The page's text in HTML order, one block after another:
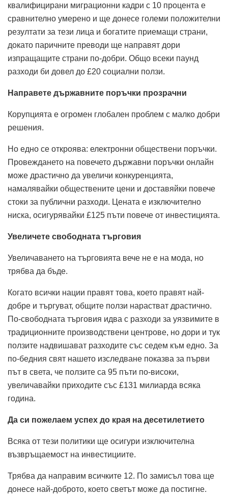
квалифицирани миграционни кадри с 10 процента е
сравнително умерено и ще донесе големи положителни
резултати за тези лица и богатите приемащи страни,
докато паричните преводи ще направят дори
изпращащите страни по-добри. Общо всеки паунд
разходи би довел до £20 социални ползи.
Направете държавните поръчки прозрачни
Корупцията е огромен глобален проблем с малко добри
решения.
Но едно се откроява: електронни обществени поръчки.
Провеждането на повечето държавни поръчки онлайн
може драстично да увеличи конкуренцията,
намалявайки обществените цени и доставяйки повече
стоки за публични разходи. Цената е изключително
ниска, осигурявайки £125 пъти повече от инвестицията.
Увеличете свободната търговия
Увеличаването на търговията вече не е на мода, но
трябва да бъде.
Когато всички нации правят това, което правят най-
добре и търгуват, общите ползи нарастват драстично.
По-свободната търговия идва с разходи за уязвимите в
традиционните производствени центрове, но дори и тук
ползите надвишават разходите със седем към едно. За
по-бедния свят нашето изследване показва за първи
път в света, че ползите са 95 пъти по-високи,
увеличавайки приходите със £131 милиарда всяка
година.
Да си пожелаем успех до края на десетилетието
Всяка от тези политики ще осигури изключителна
възвръщаемост на инвестициите.
Трябва да направим всичките 12. По замисъл това ще
донесе най-доброто, което светът може да постигне.